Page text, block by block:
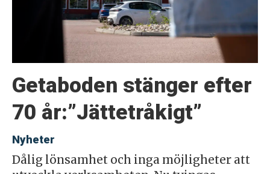
Getaboden stänger efter
70 år:”Jättetråkigt”
Nyheter
Dålig lönsamhet och inga möjligheter att